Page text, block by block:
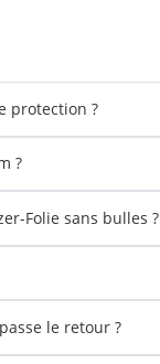
protection ?
?
Folie sans bulles ?
le retour ?